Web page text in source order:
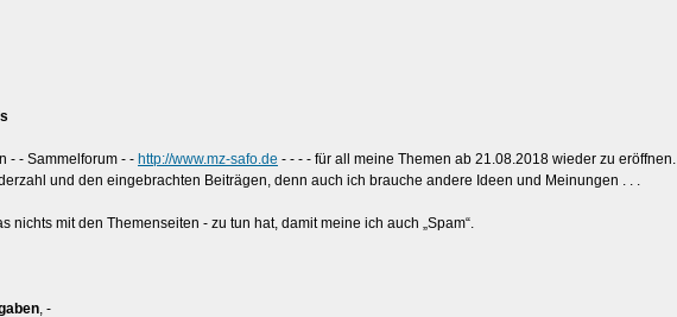
- - Sammelforum - - http://www.mz-safo.de - - - - für all meine Themen ab 21.08.2018 wieder zu eröffnen.
und den eingebrachten Beiträgen, denn auch ich brauche andere Ideen und Meinungen . . .
nichts mit den Themenseiten - zu tun hat, damit meine ich auch „Spam“.
, -